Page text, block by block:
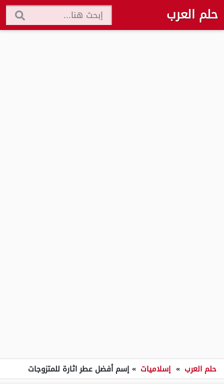
حلم العرب
حلم العرب » إسلاميات » إسم أفضل عطر اثارة للمتزوجات